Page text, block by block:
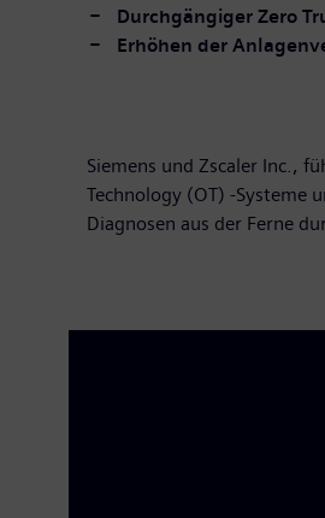
Durchgängiger Zero
Erhöhen der
Siemens und Zscaler Inc.,
Technology (OT) -Systeme
Diagnosen aus der Ferne